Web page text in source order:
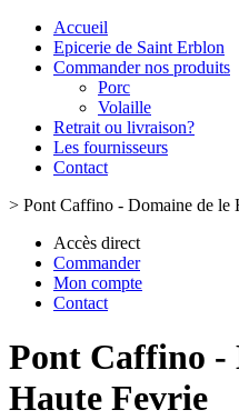
Accueil
Epicerie de Saint Erblon
Commander nos produits
Porc
Volaille
Retrait ou livraison?
Les fournisseurs
Contact
> Pont Caffino - Domaine de le
Accès direct
Commander
Mon compte
Contact
Pont Caffino -
Haute Fevrie